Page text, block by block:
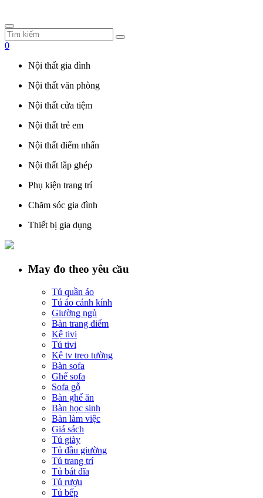
0
Nội thất gia đình
Nội thất văn phòng
Nội thất cửa tiệm
Nội thất trẻ em
Nội thất điểm nhấn
Nội thất lắp ghép
Phụ kiện trang trí
Chăm sóc gia đình
Thiết bị gia dụng
May đo theo yêu cầu
Tủ quần áo
Tú áo cánh kính
Giường ngủ
Bàn trang điểm
Kệ tivi
Tủ tivi
Kệ tv treo tường
Bàn sofa
Ghế sofa
Sofa gỗ
Bàn ghế ăn
Bàn học sinh
Bàn làm việc
Giá sách
Tủ giày
Tủ đầu giường
Tủ trang trí
Tủ bát đĩa
Tủ rượu
Tủ bếp